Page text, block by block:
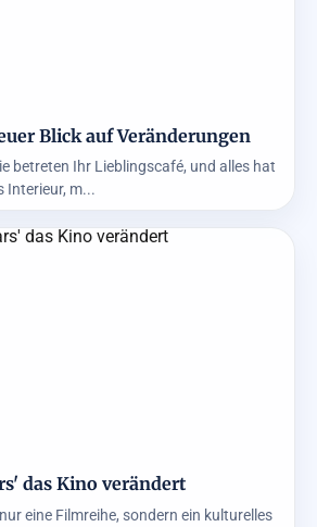
Blick auf Veränderungen
betreten Ihr Lieblingscafé, und alles hat
Interieur, m...
das Kino verändert
eine Filmreihe, sondern ein kulturelles